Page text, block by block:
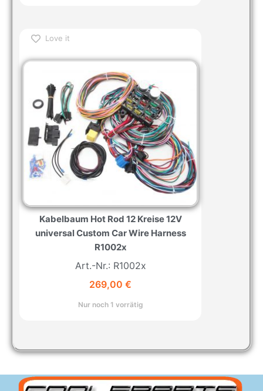
Love it
Kabelbaum Hot Rod 12 Kreise 12V
universal Custom Car Wire Harness
R1002x
Art.-Nr.: R1002x
269,00 €
Nur noch 1 vorrätig